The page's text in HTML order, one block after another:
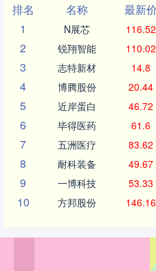
排名
名称 最新价
1
N展芯 116.52
2 锐翔智能 110.02
3 志特新材 14.8
4 博腾股份 20.44
5 近岸蛋白 46.72
6 毕得医药 61.6
7 五洲医疗 83.62
8 耐科装备 49.67
9 一博科技 53.33
10 方邦股份 146.16